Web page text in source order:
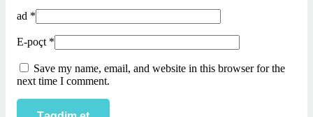
ad *
E-poçt *
Save my name, email, and website in this browser for the
next time I comment.